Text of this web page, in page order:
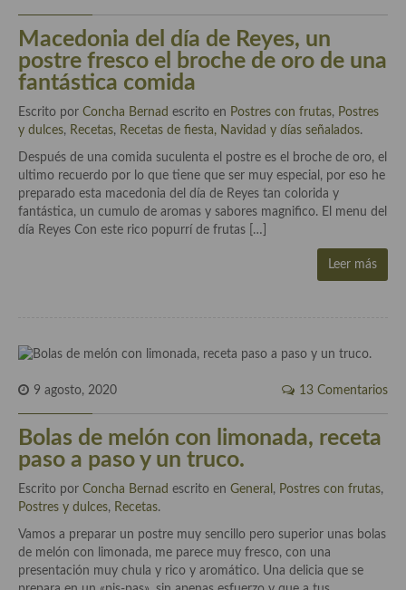
Prensa
Recetas
Acompañamientos
Airfryer recetas
Aderezos, salsas, vinagretas, especias, hierbas aromáticas o
aditivos
Especias, mezclas de especias
Sales y polvos
Salsas y mojos
Adobos
Aperitivos
Bebidas
Bocadillos, hamburguesas, sándwich, emparedados, tostas y
demás
Macedonia del día de Reyes, un
postre fresco el broche de oro de una
fantástica comida
Escrito por Concha Bernad escrito en Postres con frutas, Postres
y dulces, Recetas, Recetas de fiesta, Navidad y días señalados.
Después de una comida suculenta el postre es el broche de oro, el
ultimo recuerdo por lo que tiene que ser muy especial, por eso he
preparado esta macedonia del día de Reyes tan colorida y
fantástica, un cumulo de aromas y sabores magnifico. El menu del
día Reyes Con este rico popurrí de frutas […]
Leer más
9 agosto, 2020 13 Comentarios
Bolas de melón con limonada, receta
paso a paso y un truco.
Escrito por Concha Bernad escrito en General , Postres con frutas,
Postres y dulces, Recetas.
Vamos a preparar un postre muy sencillo pero superior unas bolas
de melón con limonada, me parece muy fresco, con una
presentación muy chula y rico y aromático. Una delicia que se